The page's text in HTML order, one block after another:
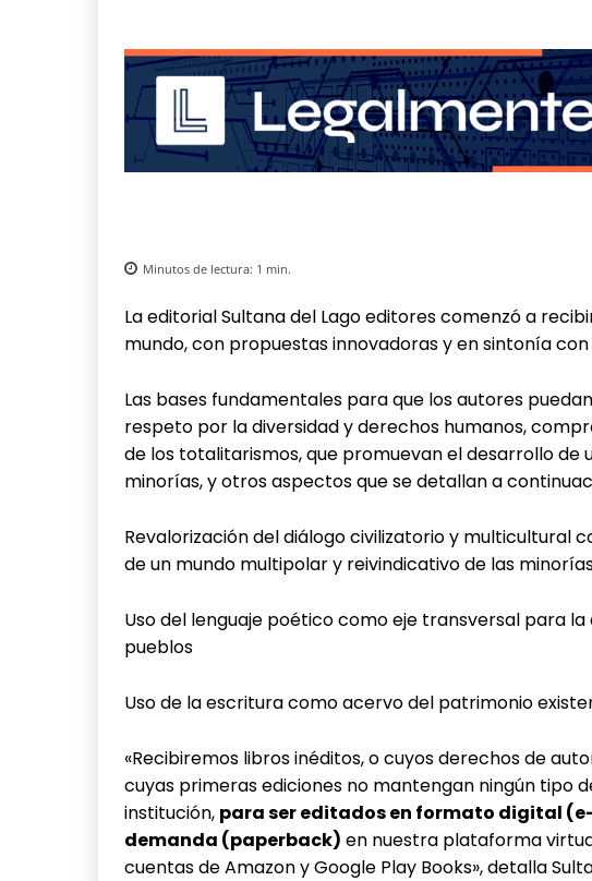
Minutos de lectura: 1 min.
La editorial Sultana del Lago editores comenzó a
mundo, con propuestas innovadoras y en sintonía
Las bases fundamentales para que los autores
respeto por la diversidad y derechos humanos,
de los totalitarismos, que promuevan el desarrollo de
minorías, y otros aspectos que se detallan a
Revalorización del diálogo civilizatorio y multicultural
de un mundo multipolar y reivindicativo de las
Uso del lenguaje poético como eje transversal para
pueblos
Uso de la escritura como acervo del patrimonio
«Recibiremos libros inéditos, o cuyos derechos de
cuyas primeras ediciones no mantengan ningún tipo
institución, para ser editados en formato digital
demanda (paperback) en nuestra plataforma
cuentas de Amazon y Google Play Books», detalla